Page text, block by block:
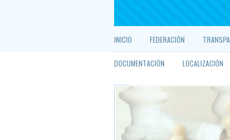
INICIO FEDERACIÓN
DOCUMENTACIÓN LOCALIZACIÓN